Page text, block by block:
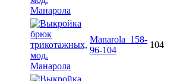
Manarola_158-
96-104
104